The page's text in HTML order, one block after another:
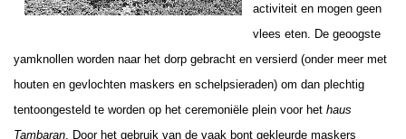
activiteit en mogen geen
vlees eten. De geoogste
yamknollen worden naar het dorp gebracht en versierd (onder meer met
houten en gevlochten maskers en schelpsieraden) om dan plechtig
tentoongesteld te worden op het ceremoniële plein voor het haus
Tambaran . Door het gebruik van de vaak bont gekleurde maskers